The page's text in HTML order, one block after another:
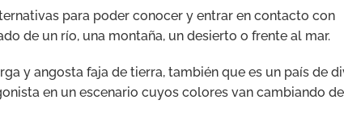
para poder conocer y entrar en contacto con
de un río, una montaña, un desierto o frente al mar.
y angosta faja de tierra, también que es un país de
en un escenario cuyos colores van cambiando